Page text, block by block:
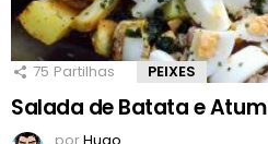
75 Partilhas PEIXES
Salada de Batata e Atum